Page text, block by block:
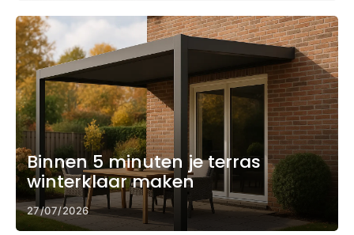
Binnen 5 minuten je terras
winterklaar maken
27/07/2026